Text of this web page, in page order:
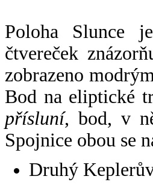
Poloha Slunce
čtvereček
zobrazeno
Bod na eliptické
přísluní, bod, v
Spojnice obou se
Druhý